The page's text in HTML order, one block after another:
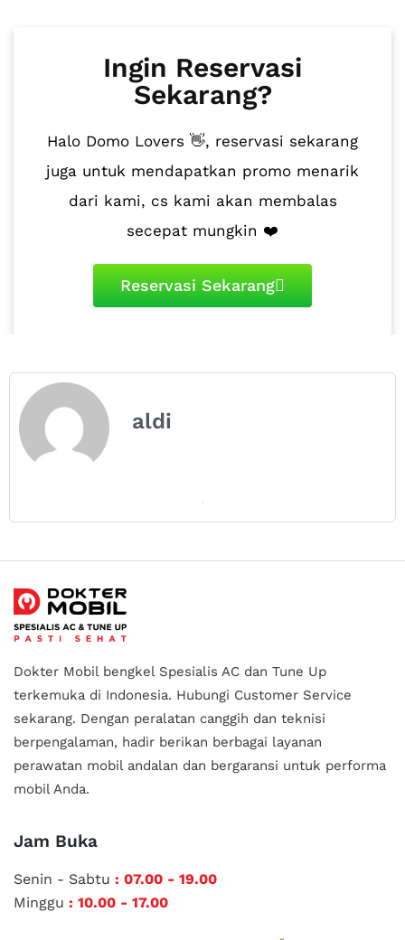
Ingin Reservasi
Sekarang?
Halo Domo Lovers 👋, reservasi sekarang
juga untuk mendapatkan promo menarik
dari kami, cs kami akan membalas
secepat mungkin ❤️
Reservasi Sekarang
aldi
Dokter Mobil bengkel Spesialis AC dan Tune Up
terkemuka di Indonesia. Hubungi Customer Service
sekarang. Dengan peralatan canggih dan teknisi
berpengalaman, hadir berikan berbagai layanan
perawatan mobil andalan dan bergaransi untuk performa
mobil Anda.
Jam Buka
Senin - Sabtu : 07.00 - 19.00
Minggu : 10.00 - 17.00